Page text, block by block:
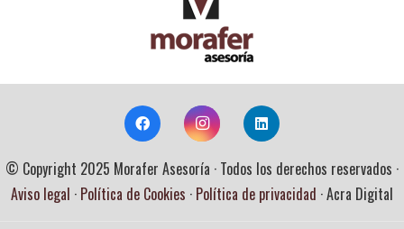
© Copyright 2025 Morafer Asesoría · Todos los derechos reservados ·
Aviso legal · Política de Cookies · Política de privacidad · Acra Digital